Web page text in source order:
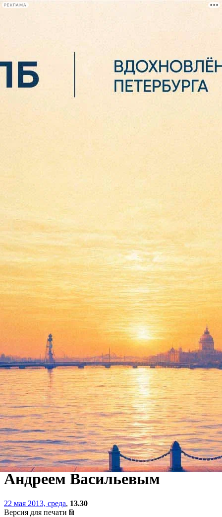
РЕКЛАМА
Сегодня:
Встреча с создателями
проекта «Господин Хороший»
- Михаилом Ефремовым,
Дмитрием Быковым и
Андреем Васильевым
22 мая 2013, среда, 13.30
Версия для печати